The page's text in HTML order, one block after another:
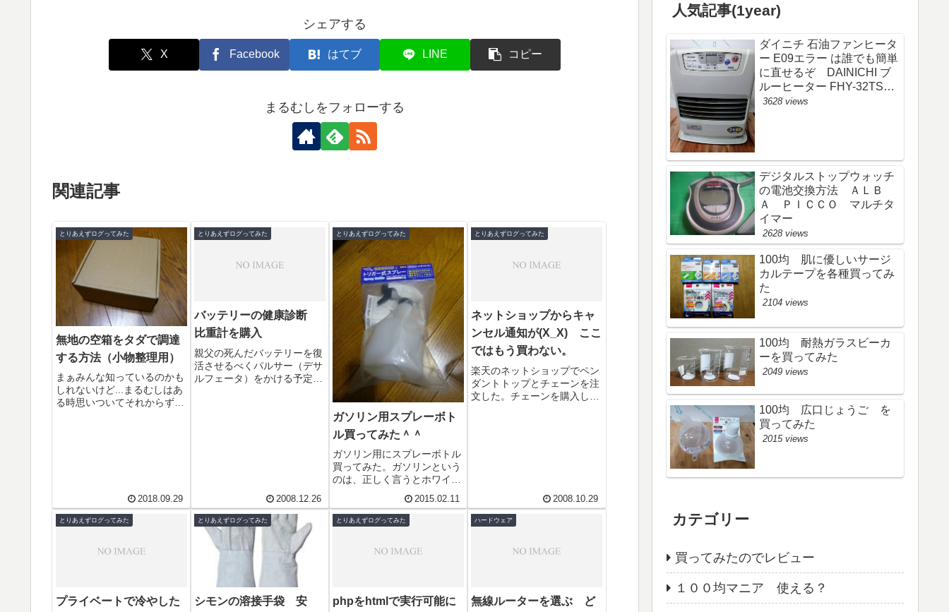
シェアする
X Facebook はてブ LINE コピー
まるむしをフォローする
関連記事
とりあえずログってみた
無地の空箱をタダで調達
する方法（小物整理用）
まぁみんな知っているのかも
しれないけど...まるむしはあ
る時思いついてそれからずっ
2018.09.29
とりあえずログってみた
バッテリーの健康診断
比重計を購入
親父の死んだバッテリーを復
活させるべくパルサー（デサ
ルフェータ）をかける予定だ
2008.12.26
とりあえずログってみた
ガソリン用スプレーボト
ル買ってみた＾＾
ガソリン用にスプレーボトル
買ってみた。ガソリンという
のは、正しく言うとホワイト
ア用のバーナーに使用するも
のなのですが、これが意外と
重宝...
2015.02.11
とりあえずログってみた
ネットショップからキャ
ンセル通知が(X_X) ここ
ではもう買わない。
楽天のネットショップでペン
ダントトップとチェーンを注
文した。チェーンを購入した
2008.10.29
とりあえずログってみた
プライベートで冷やした
とりあえずログってみた
シモンの溶接手袋 安
とりあえずログってみた
phpをhtmlで実行可能に
ハードウェア
無線ルーターを選ぶ ど
人気記事(1year)
ダイニチ 石油ファンヒータ
ー E09エラー は誰でも簡単
に直せるぞ DAINICHI ブ
ルーヒーター FHY-32TS6
(FW-325S)
3628 views
デジタルストップウォッチ
の電池交換方法 ＡＬＢ
Ａ ＰＩＣＣＯ マルチタ
イマー
2628 views
100均 肌に優しいサージ
カルテープを各種買ってみ
た
2104 views
100均 耐熱ガラスビーカ
ーを買ってみた
2049 views
100均 広口じょうご を
買ってみた
2015 views
カテゴリー
買ってみたのでレビュー
１００均マニア 使える？